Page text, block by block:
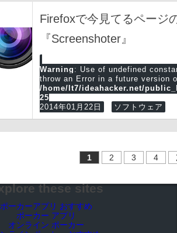
Firefoxで今見てるページ
『Screenshoter』
Warning : Use of undefined
throw an Error in a future version
/home/lt7/ideahacker.net/
25
2014年01月22日
ソフトウェア
1 2 3 4
these sites
ポーカーアプリ おすすめ
ポーカー アプリ
オンライン ポーカー